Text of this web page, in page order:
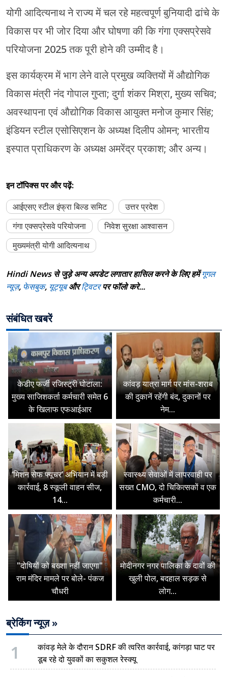
योगी आदित्यनाथ ने राज्य में चल रहे महत्वपूर्ण बुनियादी ढांचे के
विकास पर भी जोर दिया और घोषणा की कि गंगा एक्सप्रेसवे
परियोजना 2025 तक पूरी होने की उम्मीद है।
इस कार्यक्रम में भाग लेने वाले प्रमुख व्यक्तियों में औद्योगिक
विकास मंत्री नंद गोपाल गुप्ता; दुर्गा शंकर मिश्रा, मुख्य सचिव;
अवस्थापना एवं औद्योगिक विकास आयुक्त मनोज कुमार सिंह;
इंडियन स्टील एसोसिएशन के अध्यक्ष दिलीप ओमन; भारतीय
इस्पात प्राधिकरण के अध्यक्ष अमरेंद्र प्रकाश; और अन्य।
इन टॉपिक्स पर और पढ़ें:
आईएसए स्टील इंफ्रा बिल्ड समिट
उत्तर प्रदेश
गंगा एक्सप्रेसवे परियोजना
निवेश सुरक्षा आश्वासन
मुख्यमंत्री योगी आदित्यनाथ
Hindi News से जुड़े अन्य अपडेट लगातार हासिल करने के लिए हमेंगूगल
न्यूज़, फेसबुक, यूट्यूबऔरट्विटरपर फॉलो करे...
संबंधित खबरें
केडीए फर्जी रजिस्ट्री घोटाला:
मुख्य साजिशकर्ता कर्मचारी समेत 6
के खिलाफ एफआईआर
कांवड़ यात्रा मार्ग पर मांस-शराब
की दुकानें रहेंगी बंद, दुकानों पर
नेम...
‘मिशन सेफ फ्यूचर’ अभियान में बड़ी
कार्रवाई, 8 स्कूली वाहन सीज,
14...
स्वास्थ्य सेवाओं में लापरवाही पर
सख्त CMO, दो चिकित्सकों व एक
कर्मचारी...
"दोषियों को बख्शा नहीं जाएगा"
राम मंदिर मामले पर बोले- पंकज
चौधरी
मोदीनगर नगर पालिका के दावों की
खुली पोल, बदहाल सड़क से
लोग...
ब्रेकिंग न्यूज़ »
1
कांवड़ मेले के दौरान SDRF की त्वरित कार्रवाई, कांगड़ा घाट पर
डूब रहे दो युवकों का सकुशल रेस्क्यू